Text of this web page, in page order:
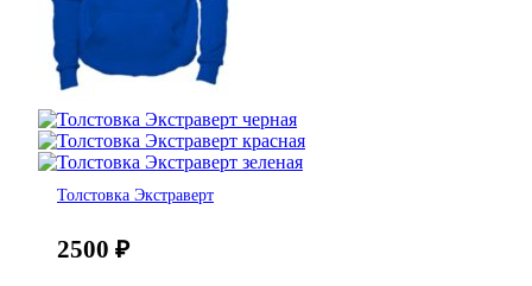
Толстовка Экстраверт
2500 ₽